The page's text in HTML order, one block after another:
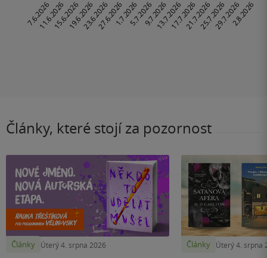
Články, které stojí za pozornost
Články Úterý 4. srpna 2026 Články Úterý 4. srpna